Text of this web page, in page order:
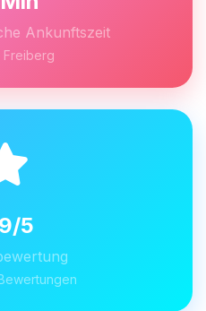
Ankunftszeit
Freiberg
5